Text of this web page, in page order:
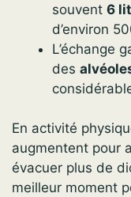
souvent 6
d’environ
L’échange
des
En activité
augmentent pour
évacuer plus de
meilleur moment